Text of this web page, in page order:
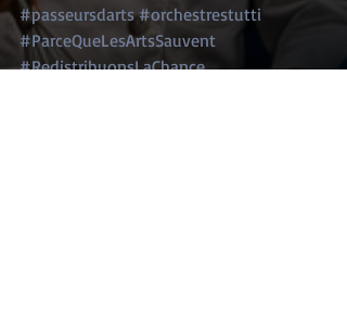
#passeursdarts #orchestrestutti
#ParceQueLesArtsSauvent
#RedistribuonsLaChance